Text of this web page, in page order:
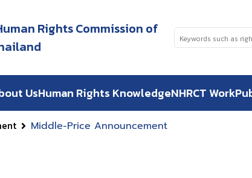
Rights Commission of
UsHuman Rights KnowledgeNHRCT Work
Middle-Price Announcement